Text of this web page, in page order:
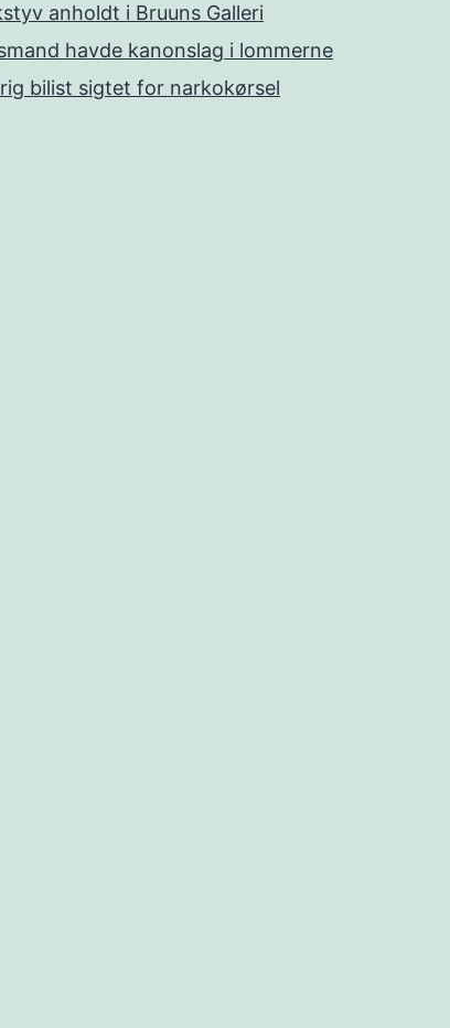
anholdt i Bruuns Galleri
havde kanonslag i lommerne
bilist sigtet for narkokørsel